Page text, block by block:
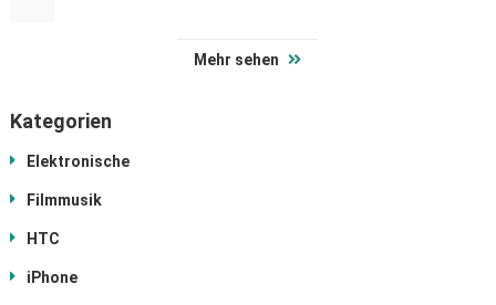
Mehr sehen
Kategorien
Elektronische
Filmmusik
HTC
iPhone